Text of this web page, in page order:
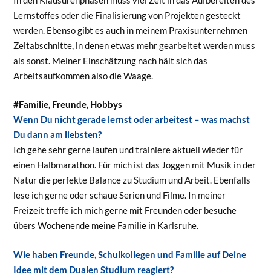
Lernstoffes oder die Finalisierung von Projekten gesteckt
werden. Ebenso gibt es auch in meinem Praxisunternehmen
Zeitabschnitte, in denen etwas mehr gearbeitet werden muss
als sonst. Meiner Einschätzung nach hält sich das
Arbeitsaufkommen also die Waage.
#Familie, Freunde, Hobbys
Wenn Du nicht gerade lernst oder arbeitest – was machst
Du dann am liebsten?
Ich gehe sehr gerne laufen und trainiere aktuell wieder für
einen Halbmarathon. Für mich ist das Joggen mit Musik in der
Natur die perfekte Balance zu Studium und Arbeit. Ebenfalls
lese ich gerne oder schaue Serien und Filme. In meiner
Freizeit treffe ich mich gerne mit Freunden oder besuche
übers Wochenende meine Familie in Karlsruhe.
Wie haben Freunde, Schulkollegen und Familie auf Deine
Idee mit dem Dualen Studium reagiert?